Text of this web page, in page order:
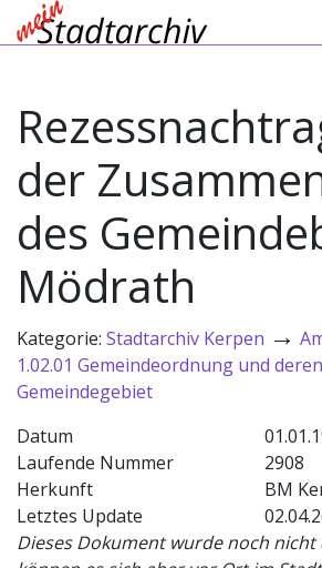
der
des
Mödrath
Kategorie: Stadtarchiv Kerpen →
1.02.01 Gemeindeordnung und
Gemeindegebiet
Datum
Laufende Nummer
2908
Herkunft
BM
Letztes Update
Dieses Dokument wurde noch nicht